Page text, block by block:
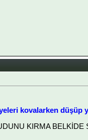
kovalarken
KIRMA